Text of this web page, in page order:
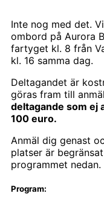
Inte nog med det.
ombord på Aurora
fartyget kl. 8 från
kl. 16 samma dag.
Deltagandet är
göras fram till
deltagande som ej
100 euro.
Anmäl dig genast
platser är
programmet nedan.
Program: